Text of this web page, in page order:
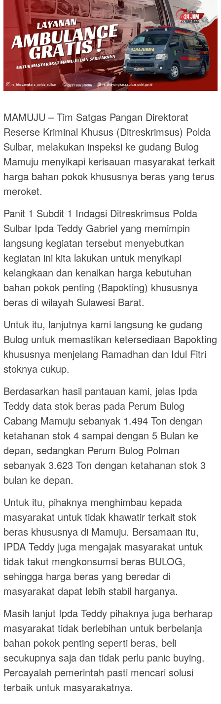
MAMUJU – Tim Satgas Pangan Direktorat
Reserse Kriminal Khusus (Ditreskrimsus) Polda
Sulbar, melakukan inspeksi ke gudang Bulog
Mamuju menyikapi kerisauan masyarakat terkait
harga bahan pokok khususnya beras yang terus
meroket.
Panit 1 Subdit 1 Indagsi Ditreskrimsus Polda
Sulbar Ipda Teddy Gabriel yang memimpin
langsung kegiatan tersebut menyebutkan
kegiatan ini kita lakukan untuk menyikapi
kelangkaan dan kenaikan harga kebutuhan
bahan pokok penting (Bapokting) khususnya
beras di wilayah Sulawesi Barat.
Untuk itu, lanjutnya kami langsung ke gudang
Bulog untuk memastikan ketersediaan Bapokting
khususnya menjelang Ramadhan dan Idul Fitri
stoknya cukup.
Berdasarkan hasil pantauan kami, jelas Ipda
Teddy data stok beras pada Perum Bulog
Cabang Mamuju sebanyak 1.494 Ton dengan
ketahanan stok 4 sampai dengan 5 Bulan ke
depan, sedangkan Perum Bulog Polman
sebanyak 3.623 Ton dengan ketahanan stok 3
bulan ke depan.
Untuk itu, pihaknya menghimbau kepada
masyarakat untuk tidak khawatir terkait stok
beras khususnya di Mamuju. Bersamaan itu,
IPDA Teddy juga mengajak masyarakat untuk
tidak takut mengkonsumsi beras BULOG,
sehingga harga beras yang beredar di
masyarakat dapat lebih stabil harganya.
Masih lanjut Ipda Teddy pihaknya juga berharap
masyarakat tidak berlebihan untuk berbelanja
bahan pokok penting seperti beras, beli
secukupnya saja dan tidak perlu panic buying.
Percayalah pemerintah pasti mencari solusi
terbaik untuk masyarakatnya.